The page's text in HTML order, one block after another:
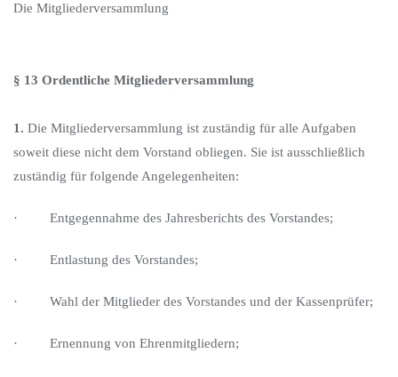
Die Mitgliederversammlung
§ 13 Ordentliche Mitgliederversammlung
1. Die Mitgliederversammlung ist zuständig für alle Aufgaben
soweit diese nicht dem Vorstand obliegen. Sie ist ausschließlich
zuständig für folgende Angelegenheiten:
· Entgegennahme des Jahresberichts des Vorstandes;
· Entlastung des Vorstandes;
· Wahl der Mitglieder des Vorstandes und der Kassenprüfer;
· Ernennung von Ehrenmitgliedern;